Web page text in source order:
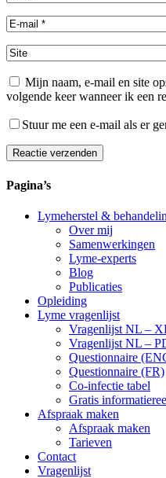
Mijn naam, e-mail en site
volgende keer wanneer ik een
Stuur me een e-mail als er
Reactie verzenden
Alternative:
Pagina’s
Lymeherstel &
Over mij
Samenwerkingen
Lyme-experts
Blog
Publicaties
Opleiding
Lyme vragenlijst
Vragenlijst NL –
Vragenlijst NL –
Questionnaire
Questionnaire (FR)
Co-infectie tabel
Gratis
Afspraak maken
Afspraak maken
Tarieven
Contact
Vragenlijst